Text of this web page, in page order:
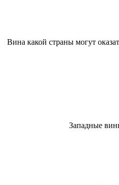
Вина какой страны могут
Западные